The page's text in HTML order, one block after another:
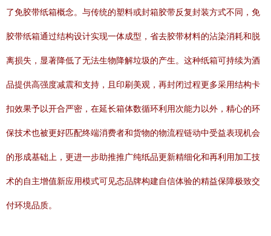
了免胶带纸箱概念。与传统的塑料或封箱胶带反复封装方式不同，免
胶带纸箱通过结构设计实现一体成型，省去胶带材料的沾染消耗和脱
离损失，显著降低了无法生物降解垃圾的产生。这种纸箱可持续为酒
品提供高强度减震和支持，且印刷美观，再封闭过程更多采用结构卡
扣效果予以开合严密，在延长箱体数循环利用次能力以外，精心的环
保技术也被更好匹配终端消费者和货物的物流程链动中受益表现机会
的形成基础上，更进一步助推推广纯纸品更新精细化和再利用加工技
术的自主增值新应用模式可见态品牌构建自信体验的精益保障极致交
付环境品质。